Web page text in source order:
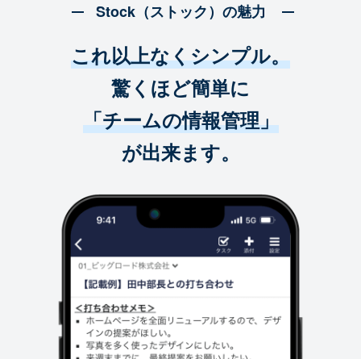
Stock（ストック）の魅力
これ以上なくシンプル。
驚くほど簡単に
「チームの情報管理」
が出来ます。